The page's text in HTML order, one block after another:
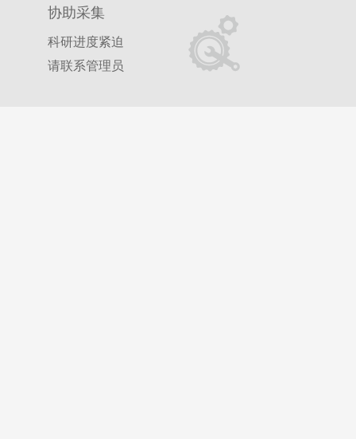
协助采集
科研进度紧迫
请联系管理员